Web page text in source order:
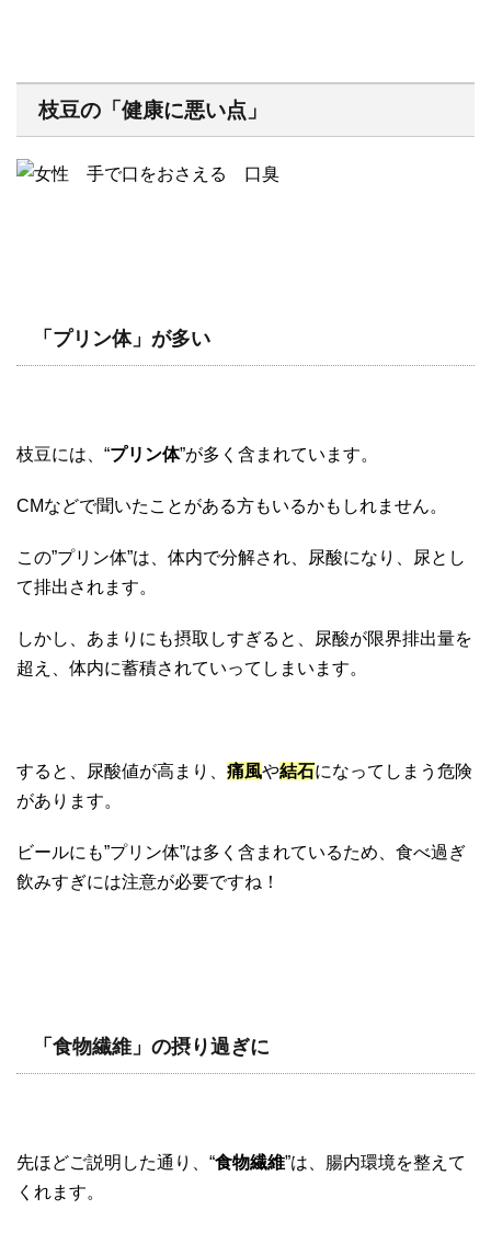
枝豆の「健康に悪い点」
「プリン体」が多い
枝豆には、“プリン体”が多く含まれています。
CMなどで聞いたことがある方もいるかもしれません。
この”プリン体”は、体内で分解され、尿酸になり、尿とし
て排出されます。
しかし、あまりにも摂取しすぎると、尿酸が限界排出量を
超え、体内に蓄積されていってしまいます。
すると、尿酸値が高まり、 痛風や結石になってしまう危険
があります。
ビールにも”プリン体”は多く含まれているため、食べ過ぎ
飲みすぎには注意が必要ですね！
「食物繊維」の摂り過ぎに
先ほどご説明した通り、“食物繊維”は、腸内環境を整えて
くれます。